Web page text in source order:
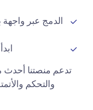
والتحكم